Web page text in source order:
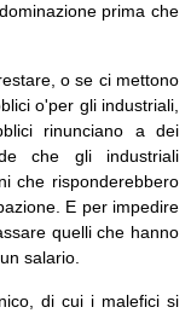
prima che
o se ci mettono
o'per gli industriali,
rinunciano a dei
che gli industriali
che risponderebbero
E per impedire
quelli che hanno
salario.
di cui i malefici si